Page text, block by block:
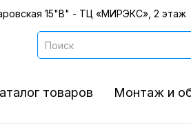
15"В" - ТЦ «МИРЭКС», 2 этаж
товаров Монтаж и